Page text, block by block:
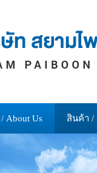
About Us สินค้า /